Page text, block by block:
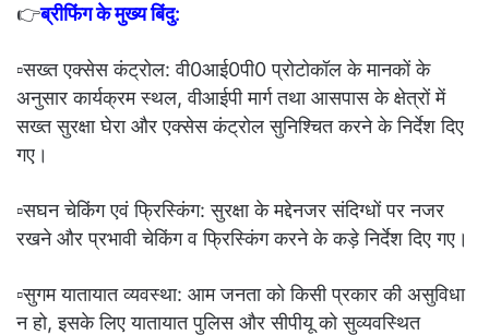
👉ब्रीफिंग के मुख्य बिंदु:
▫️सख्त एक्सेस कंट्रोल: वी0आई0पी0 प्रोटोकॉल के मानकों के
अनुसार कार्यक्रम स्थल, वीआईपी मार्ग तथा आसपास के क्षेत्रों में
सख्त सुरक्षा घेरा और एक्सेस कंट्रोल सुनिश्चित करने के निर्देश दिए
गए।
▫️सघन चेकिंग एवं फ्रिस्किंग: सुरक्षा के मद्देनजर संदिग्धों पर नजर
रखने और प्रभावी चेकिंग व फ्रिस्किंग करने के कड़े निर्देश दिए गए।
▫️सुगम यातायात व्यवस्था: आम जनता को किसी प्रकार की असुविधा
न हो, इसके लिए यातायात पुलिस और सीपीयू को सुव्यवस्थित